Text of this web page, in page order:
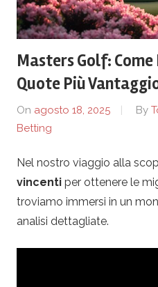
s
t
e
l
F
r
a
Masters Golf:
Quote Più
On agosto 18, 2025 By
Betting
Nel nostro viaggio alla
vincenti per ottenere le
troviamo immersi in un
analisi dettagliate.